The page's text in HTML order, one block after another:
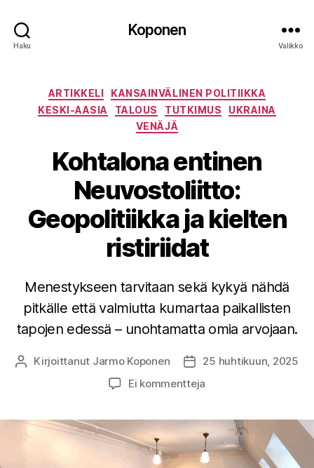
Haku
Koponen
Valikko
Kategoriat
ARTIKKELI
KANSAINVÄLINEN POLITIIKKA
KESKI-AASIA
TALOUS TUTKIMUS
UKRAINA
VENÄJÄ
Kohtalona entinen
Neuvostoliitto:
Geopolitiikka ja kielten
ristiriidat
Menestykseen tarvitaan sekä kykyä nähdä
pitkälle että valmiutta kumartaa paikallisten
tapojen edessä – unohtamatta omia arvojaan.
Kirjoittaja
Kirjoittanut Jarmo Koponen Julkaisupäivämäärä
25 huhtikuun, 2025
Ei kommentteja
Neuvostoliitto:
Geopolitiikka
ja